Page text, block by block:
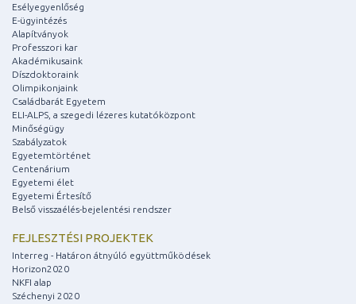
Esélyegyenlőség
E-ügyintézés
Alapítványok
Professzori kar
Akadémikusaink
Díszdoktoraink
Olimpikonjaink
Családbarát Egyetem
ELI-ALPS, a szegedi lézeres kutatóközpont
Minőségügy
Szabályzatok
Egyetemtörténet
Centenárium
Egyetemi élet
Egyetemi Értesítő
Belső visszaélés-bejelentési rendszer
FEJLESZTÉSI PROJEKTEK
Interreg - Határon átnyúló együttműködések
Horizon2020
NKFI alap
Széchenyi 2020